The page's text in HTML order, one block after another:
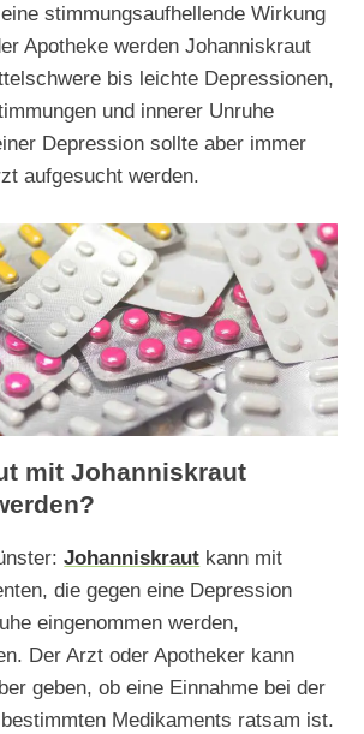
stimmungsaufhellende Wirkung
Apotheke werden Johanniskraut
bis leichte Depressionen,
und innerer Unruhe
Depression sollte aber immer
aufgesucht werden.
mit Johanniskraut
Johanniskraut kann mit
die gegen eine Depression
eingenommen werden,
Der Arzt oder Apotheker kann
geben, ob eine Einnahme bei der
Medikaments ratsam ist.